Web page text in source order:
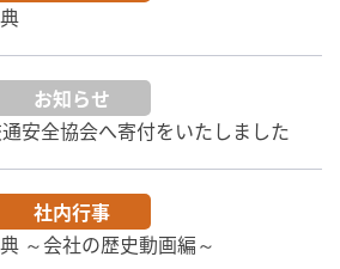
お知らせ
安全協会へ寄付をいたしました
社内行事
～会社の歴史動画編～